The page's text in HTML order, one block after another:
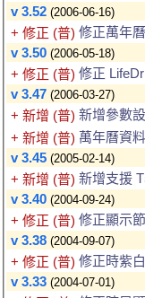
v 3.52 (2006-06-16)
+ 修正 (普) 修正萬年
v 3.50 (2006-05-18)
+ 修正 (普) 修正
v 3.47 (2006-03-27)
+ 新增 (普) 新增參數
+ 新增 (普) 萬年曆資
v 3.45 (2005-02-14)
+ 新增 (普) 新增支援
v 3.40 (2004-09-24)
+ 修正 (普) 修正顯示
v 3.38 (2004-09-07)
+ 修正 (普) 修正時紫
v 3.33 (2004-07-01)